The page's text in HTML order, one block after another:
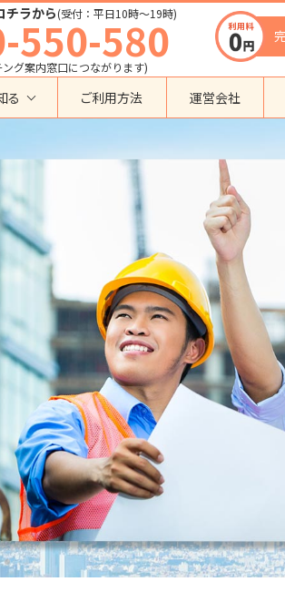
チラから(受付：平日10時〜19時)
550-580
グ案内窓口につながります)
般
般
・ビルクリーニング
・ドライバー
整備
・木材産業
倉庫
循環
サプライ
航空・鉄道
翻訳
監理支援機関
登録支援機関
外国人紹介会社
外国人派遣会社
行政書士事務所
送り出し機関
る
入れ相場
け入れ相場
ご利用方法 運営会社